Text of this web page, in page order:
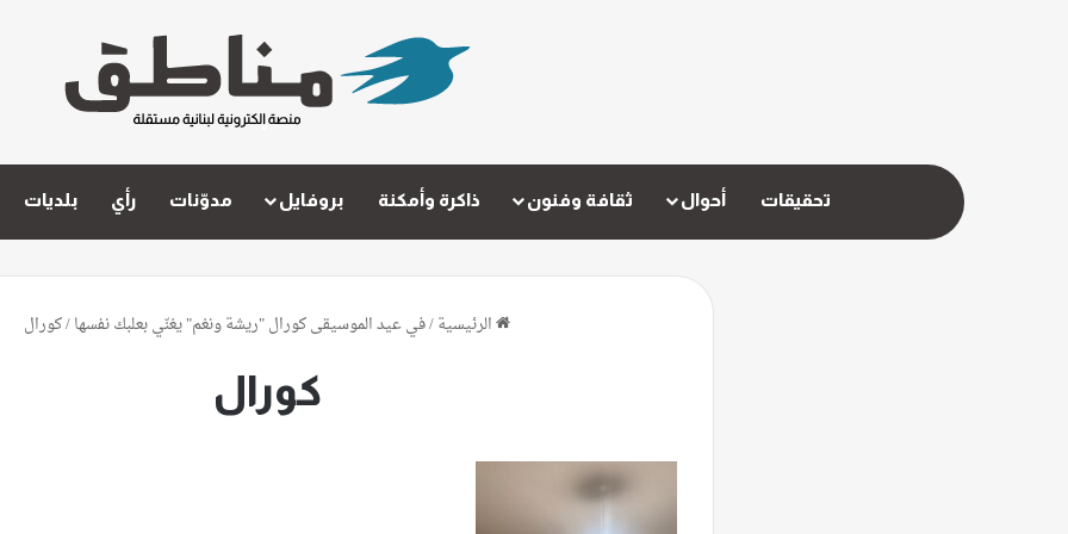
تحقيقات أحوال ثقافة وفنون ذاكرة وأمكنة بروفايل مدوّنات رأي بلديات
الرئيسية/في عيد الموسيقى كورال "ريشة ونغم" يغنّي بعلبك نفسها/كورال
كورال